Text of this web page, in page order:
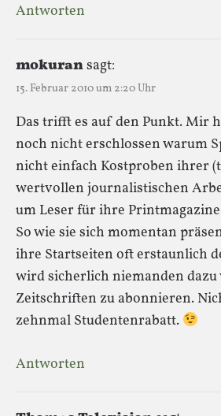
Antworten
mokuransagt:
15. Februar 2010 um 2:20 Uhr
Das trifft es auf den Punkt. Mir
noch nicht erschlossen warum
nicht einfach Kostproben ihrer
wertvollen journalistischen
um Leser für ihre
So wie sie sich momentan
ihre Startseiten oft erstaunlich
wird sicherlich niemanden
Zeitschriften zu abonnieren.
zehnmal Studentenrabatt.
Antworten